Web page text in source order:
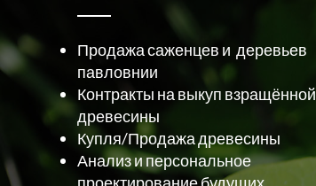
Продажа саженцев и деревьев
павловнии
Контракты на выкуп взращённой
древесины
Купля/Продажа древесины
Анализ и персональное